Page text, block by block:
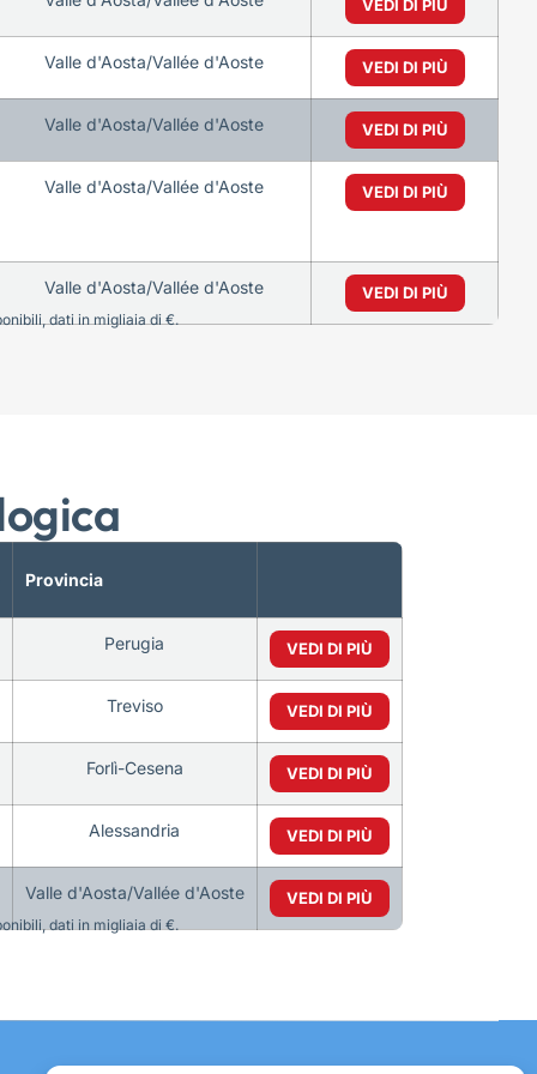
VEDI DI PIÙ
Valle d'Aosta/Vallée d'Aoste VEDI DI PIÙ
Valle d'Aosta/Vallée d'Aoste VEDI DI PIÙ
Valle d'Aosta/Vallée d'Aoste VEDI DI PIÙ
Valle d'Aosta/Vallée d'Aoste VEDI DI PIÙ
dati in migliaia di €.
Provincia
Perugia VEDI DI PIÙ
Treviso VEDI DI PIÙ
Forlì-Cesena VEDI DI PIÙ
Alessandria VEDI DI PIÙ
Valle d'Aosta/Vallée d'Aoste VEDI DI PIÙ
dati in migliaia di €.